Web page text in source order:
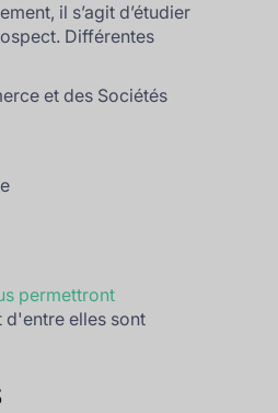
il s’agit d’étudier
Différentes
et des Sociétés
permettront
d'entre elles sont